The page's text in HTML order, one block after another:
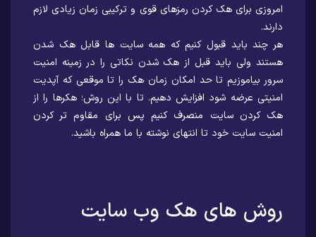
امروزی برای هک کردن رمزهای قوی و ترکیبی زمان زیادی لازم
دارند.
هر چند باید قبول کنیم که همه سایت ها قابل هک شدن
هستند ولی باید قبل از هک شدن نکاتی را در زمینه امنیت
سرور بیاموزیم تا حد امکان زمان هک را تا موقعی که آپدیت
امنیتی عرضه شود افزایش دهیم. تا با این روش؛ هکرها را از
هک کردن سایت منصرف کنیم پس برای مقاوم تر کردن
امنیت سایت خود تا انتهای نوشته با ما همراه باشید.
روش های هک وب سایت